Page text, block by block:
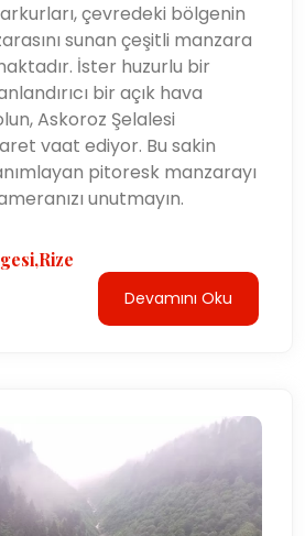
çevredeki bölgenin
sunan çeşitli manzara
İster huzurlu bir
bir açık hava
Askoroz Şelalesi
vaat ediyor. Bu sakin
pitoresk manzarayı
unutmayın.
Devamını Oku